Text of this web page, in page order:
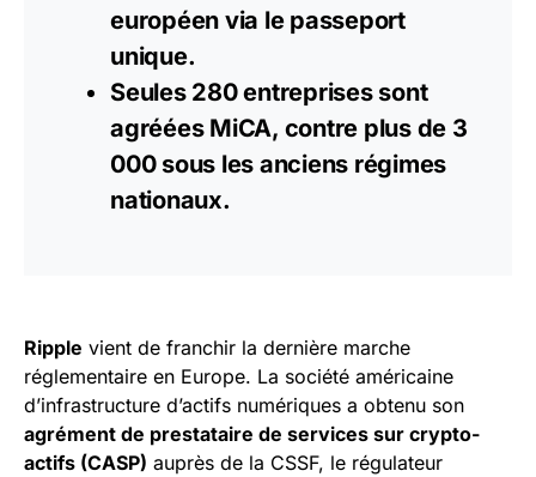
européen via le passeport
unique.
Seules 280 entreprises sont
agréées MiCA, contre plus de 3
000 sous les anciens régimes
nationaux.
Ripple vient de franchir la dernière marche
réglementaire en Europe. La société américaine
d’infrastructure d’actifs numériques a obtenu son
agrément de prestataire de services sur crypto-
actifs (CASP) auprès de la CSSF, le régulateur